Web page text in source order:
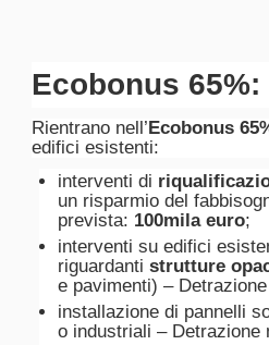
Ecobonus
Rientrano nell’Ecobonus
edifici esistenti:
interventi di
un risparmio del
prevista: 100mila euro;
interventi su edifici
riguardanti strutture
e pavimenti) –
installazione di pannelli
o industriali – Detrazione